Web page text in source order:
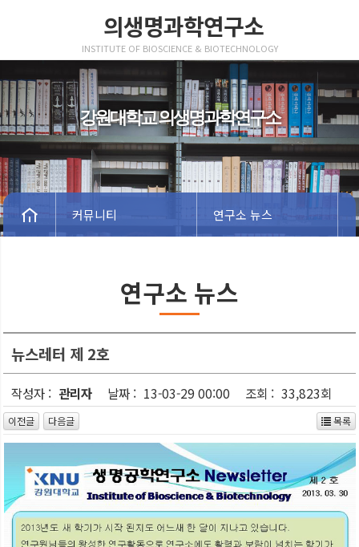
의생명과학연구소
INSTITUTE OF BIOSCIENCE & BIOTECHNOLOGY
강원대학교 의생명과학연구소
커뮤니티 연구소 뉴스
연구소 뉴스
뉴스레터 제 2호
작성자 : 관리자 날짜 : 13-03-29 00:00 조회 : 33,823회
이전글 다음글 목록